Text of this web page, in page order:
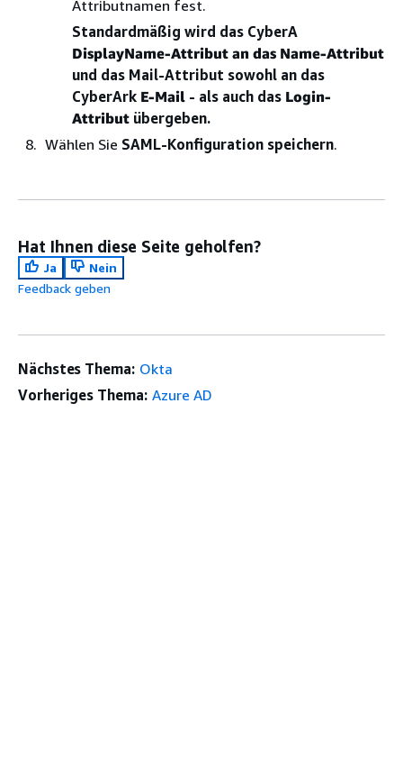
Attributnamen fest.
Standardmäßig wird das CyberA
DisplayName-Attribut an das Name-Attribut
und das Mail-Attribut sowohl an das
CyberArk E-Mail - als auch das Login-
Attribut übergeben.
Wählen Sie SAML-Konfiguration speichern.
Hat Ihnen diese Seite geholfen?
Ja
Nein
Feedback geben
Nächstes Thema: Okta
Vorheriges Thema: Azure AD